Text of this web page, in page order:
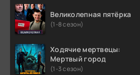
Великолепная пятёрка
(1-8 сезон)
Ходячие мертвецы:
Мертвый город
(1-3 сезон)